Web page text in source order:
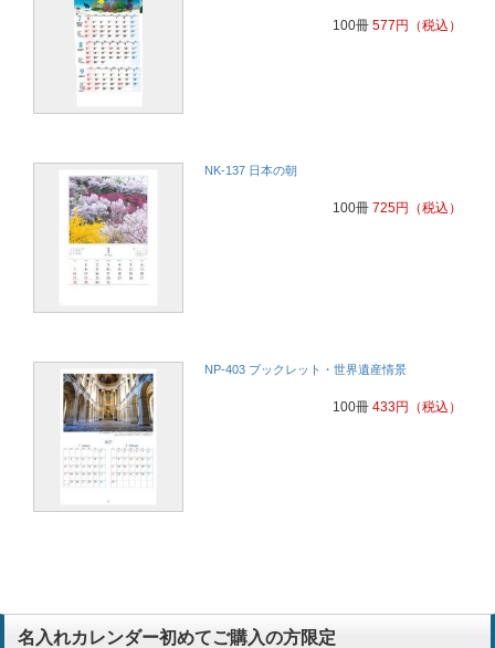
100冊 577 円 （税込）
NK-137 日本の朝
100冊 725円 （税込）
NP-403 ブックレット・世界遺産情景
100冊 433円 （税込）
名入れカレンダー初めてご購入の方限定